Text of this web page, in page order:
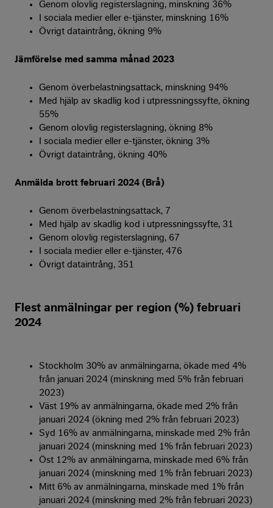
Genom olovlig registerslagning, minskning 36%
I sociala medier eller e-tjänster, minskning 16%
Övrigt dataintrång, ökning 9%
Jämförelse med samma månad 2023
Genom överbelastningsattack, minskning 94%
Med hjälp av skadlig kod i utpressningssyfte, ökning
55%
Genom olovlig registerslagning, ökning 8%
I sociala medier eller e-tjänster, ökning 3%
Övrigt dataintrång, ökning 40%
Anmälda brott februari 2024 (Brå)
Genom överbelastningsattack, 7
Med hjälp av skadlig kod i utpressningssyfte, 31
Genom olovlig registerslagning, 67
I sociala medier eller e-tjänster, 476
Övrigt dataintrång, 351
Flest anmälningar per region (%) februari
2024
Stockholm 30% av anmälningarna, ökade med 4%
från januari 2024 (minskning med 5% från februari
2023)
Väst 19% av anmälningarna, ökade med 2% från
januari 2024 (ökning med 2% från februari 2023)
Syd 16% av anmälningarna, minskade med 2% från
januari 2024 (minskning med 1% från februari 2023)
Öst 12% av anmälningarna, minskade med 6% från
januari 2024 (minskning med 1% från februari 2023)
Mitt 6% av anmälningarna, minskade med 1% från
januari 2024 (minskning med 2% från februari 2023)